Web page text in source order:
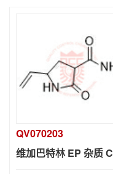
QV070203
维加巴特林 EP 杂质 C